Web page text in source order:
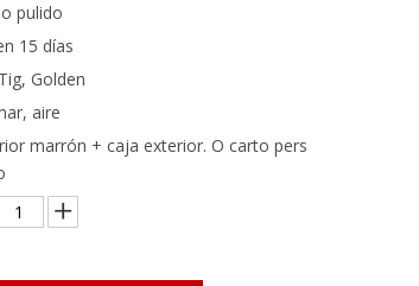
pulido
15 días
Golden
aire
marrón + caja exterior. O carto pers